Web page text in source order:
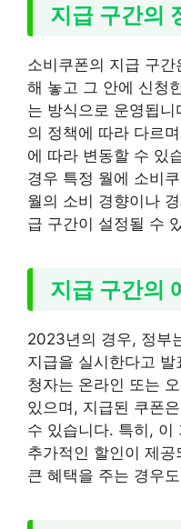
지급 구간의
소비쿠폰의 지급 구
해 놓고 그 안에 신청
는 방식으로 운영됩
의 정책에 따라 다르
에 따라 변동할 수 있
경우 특정 월에 소비
월의 소비 경향이나
급 구간이 설정될 수
지급 구간의
2023년의 경우, 정부
지급을 실시한다고
청자는 온라인 또는
있으며, 지급된 쿠폰
수 있습니다. 특히, 이
추가적인 할인이 제
큰 혜택을 주는 경우